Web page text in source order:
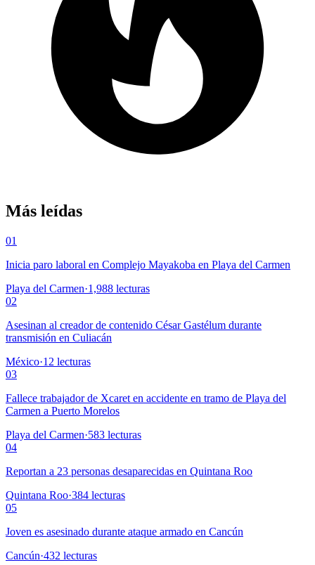
Más leídas
01
Inicia paro laboral en Complejo Mayakoba en Playa del Carmen
Playa del Carmen·1,988 lecturas
02
Asesinan al creador de contenido César Gastélum durante
transmisión en Culiacán
México·12 lecturas
03
Fallece trabajador de Xcaret en accidente en tramo de Playa del
Carmen a Puerto Morelos
Playa del Carmen·583 lecturas
04
Reportan a 23 personas desaparecidas en Quintana Roo
Quintana Roo·384 lecturas
05
Joven es asesinado durante ataque armado en Cancún
Cancún·432 lecturas